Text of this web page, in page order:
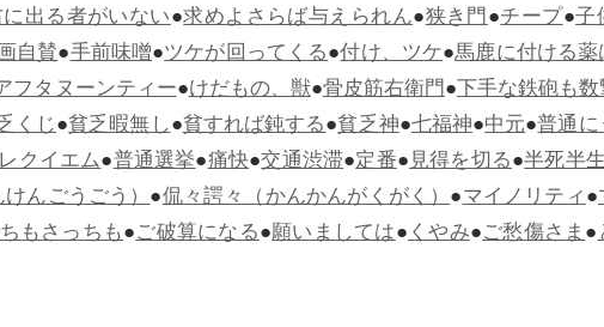
出る者がいない●求めよさらば与えられん●狭き門●チープ●子
自賛●手前味噌●ツケが回ってくる●付け、ツケ●馬鹿に付ける
フタヌーンティー●けだもの、獣●骨皮筋右衛門●下手な鉄砲も
くじ●貧乏暇無し●貧すれば鈍する●貧乏神●七福神●中元●普通
クイエム●普通選挙●痛快●交通渋滞●定番●見得を切る●半死半
んごうごう）●侃々諤々（かんかんがくがく）●マイノリティ●
もさっちも●ご破算になる●願いましては●くやみ●ご愁傷さま●